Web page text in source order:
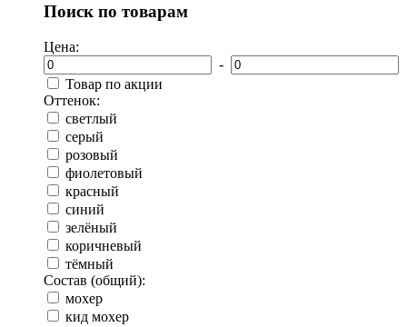
Поиск по товарам
Цена:
-
Товар по акции
Оттенок:
светлый
серый
розовый
фиолетовый
красный
синий
зелёный
коричневый
тёмный
Состав (общий):
мохер
кид мохер